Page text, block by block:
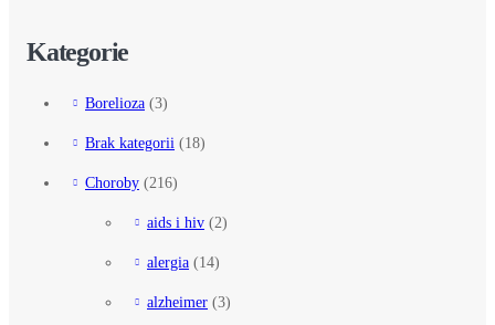
Kategorie
Borelioza (3)
Brak kategorii (18)
Choroby (216)
aids i hiv (2)
alergia (14)
alzheimer (3)